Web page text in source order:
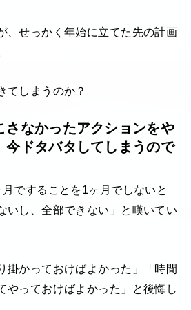
、せっかく年始に立てた先の計画
てしまうのか？
さなかったアクションをや
今ドタバタしてしまうので
ですることを1ヶ月でしないと
いし、全部できない」と嘆いてい
掛かっておけばよかった」「時間
やっておけばよかった」と後悔し